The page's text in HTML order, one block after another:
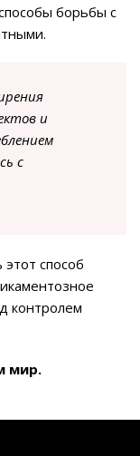
борьбы с
и
с
способ
контролем
мир.